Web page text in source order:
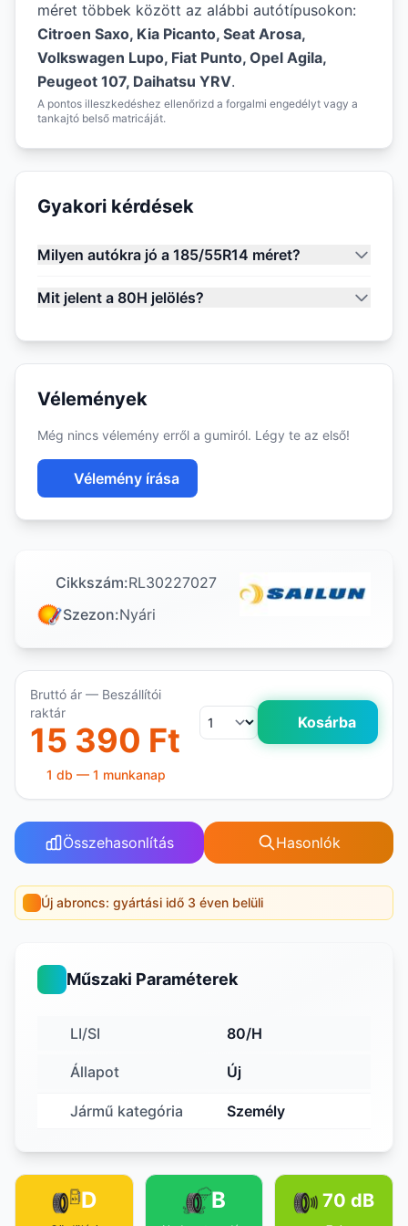
méret többek között az alábbi autótípusokon:
Citroen Saxo, Kia Picanto, Seat Arosa,
Volkswagen Lupo, Fiat Punto, Opel Agila,
Peugeot 107, Daihatsu YRV.
A pontos illeszkedéshez ellenőrizd a forgalmi engedélyt vagy a
tankajtó belső matricáját.
Gyakori kérdések
Milyen autókra jó a 185/55R14 méret?
Mit jelent a 80H jelölés?
Vélemények
Még nincs vélemény erről a gumiról. Légy te az első!
Vélemény írása
Cikkszám:RL30227027
Szezon:Nyári
Bruttó ár — Beszállítói
raktár
15 390 Ft Kosárba
1 db — 1 munkanap
Összehasonlítás Hasonlók
Új abroncs: gyártási idő 3 éven belüli
Műszaki Paraméterek
LI/SI 80/H
Állapot Új
Jármű kategória Személy
D B 70 dB